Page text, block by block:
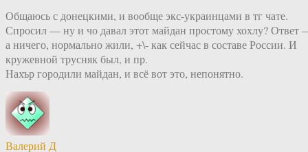
Общаюсь с донецкими, и вообще экс-украинцами в тг чате.
Спросил — ну и чо давал этот майдан простому хохлу? Ответ
а ничего, нормально жили, +\- как сейчас в составе России. И
кружевной трусняк был, и пр.
Нахър городили майдан, и всё вот это, непонятно.
Валерий Д